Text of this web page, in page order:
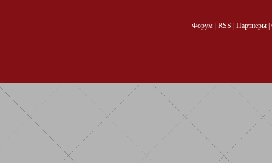
Форум| RSS Партнеры|